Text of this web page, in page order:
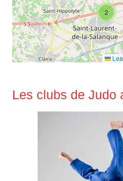
2
Les clubs de Judo